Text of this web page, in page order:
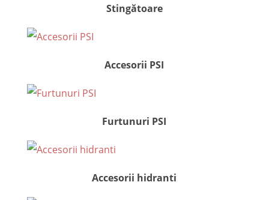
Stingătoare
Accesorii PSI
Furtunuri PSI
Accesorii hidranti